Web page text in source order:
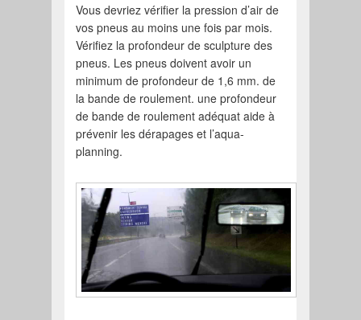
Vous devriez vérifier la pression d’air de
vos pneus au moins une fois par mois.
Vérifiez la profondeur de sculpture des
pneus. Les pneus doivent avoir un
minimum de profondeur de 1,6 mm. de
la bande de roulement. une profondeur
de bande de roulement adéquat aide à
prévenir les dérapages et l’aqua-
planning.